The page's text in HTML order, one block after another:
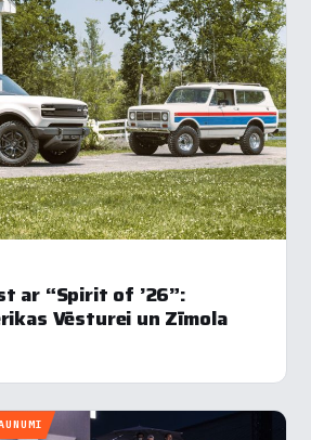
ar “Spirit of ’26”:
Vēsturei un Zīmola